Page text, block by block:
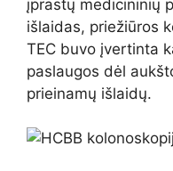
įprastų medicininių
išlaidas, priežiūros
TEC buvo įvertinta
paslaugos dėl
prieinamų išlaidų.